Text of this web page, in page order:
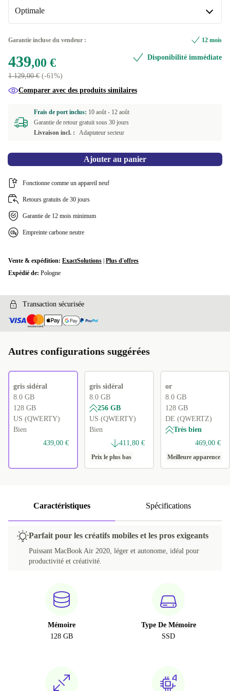
PT (QWERTY) +20,00 €
+20,00 €
DE (QWERTZ) +20,00 €
DK (QWERTY)
FI (QWERTY)
FR (AZERTY) +20,00 €
IT (QWERTY)
SE (QWERTY)
Disponible dans d'autres variantes
UK (QWERTY)
BG (Phonetic)
PL (QWERTY)
HR (QWERTZ)
GR (QWERTY) +109,51 €
AR (QWERTY)
SK (QWERTZ) +119,81 €
CH (QWERTZ) +224,69 €
Optimale
Neuve +67,70 €
Garantie incluse du vendeur : 12 mois
439,00 €
1 129,00 € (-61%)
Disponibilité immédiate
Comparer avec des produits similaires
Frais de port inclus: 10 août - 12 août
Garantie de retour gratuit sous 30 jours
Livraison incl. :
Adaptateur secteur
Ajouter au panier
Fonctionne comme un appareil neuf
Retours gratuits de 30 jours
Garantie de 12 mois minimum
Empreinte carbone neutre
Vente & expédition: ExactSolutions Plus d'offres
Expédié de: Pologne
Transaction sécurisée
Autres configurations suggérées
gris sidéral
8.0 GB
128 GB
US (QWERTY)
Bien
439,00 €
gris sidéral
8.0 GB
256 GB
US (QWERTY)
Bien
411,80 €
Prix le plus bas
or
8.0 GB
128 GB
DE (QWERTZ)
Très bien
469,00 €
Meilleure apparence
Caractéristiques Spécifications
Parfait pour les créatifs mobiles et les pros exigeants
Puissant MacBook Air 2020, léger et autonome, idéal pour
productivité et créativité.
Mémoire
128 GB
Type De Mémoire
SSD